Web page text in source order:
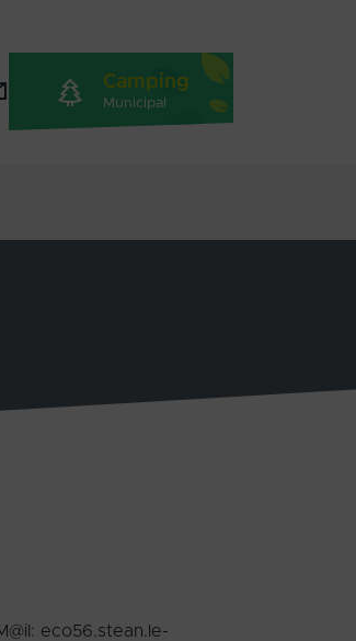
Camping
Municipal
eco56.stean.le-